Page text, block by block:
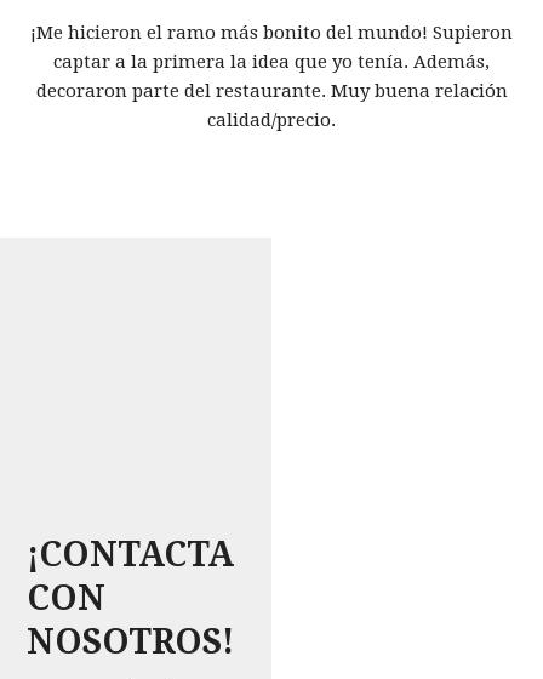
¡Me hicieron el ramo más bonito del mundo! Supieron
captar a la primera la idea que yo tenía. Además,
decoraron parte del restaurante. Muy buena relación
calidad/precio.
¡CONTACTA
CON
NOSOTROS!